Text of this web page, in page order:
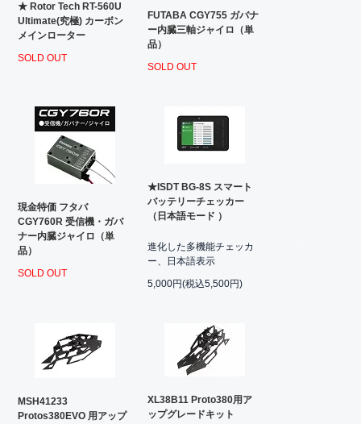
★ Rotor Tech RT-560U
Ultimate(究極) カーボン
メインローター
SOLD OUT
FUTABA CGY755 ガバナ
ー内臓三軸ジャイロ（単
品）
SOLD OUT
現金特価 フタバ
CGY760R 受信機・ガバ
ナー内臓ジャイロ（単
品）
SOLD OUT
★ISDT BG-8S スマート
バッテリーチェッカー
（日本語モード ）
進化した多機能チェッカ
ー、日本語表示
5,000円(税込5,500円)
MSH41233
Protos380EVO 用アップ
XL38B11 Proto380用ア
ップグレードキット